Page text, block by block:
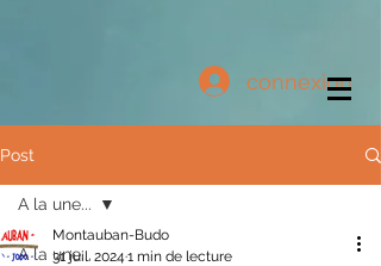
connexion
Post
A la une...
A la une...
Montauban-Budo
31 juil. 2024 1 min de lecture